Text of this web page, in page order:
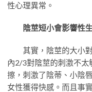
性心理異常。
陰莖短小會影響性生
其實，陰莖的大小對
內2/3對陰莖的刺激不
擦，刺激了陰蒂、小陰
女性獲得快感。而且事